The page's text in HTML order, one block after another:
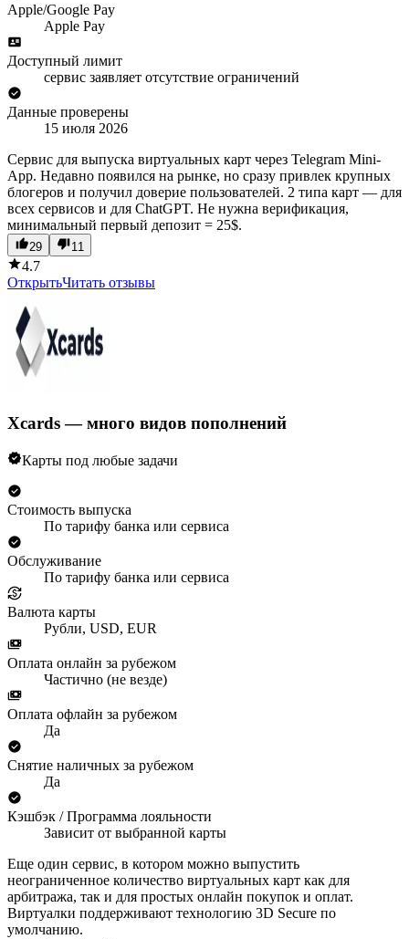
Apple/Google Pay
Apple Pay
Доступный лимит
сервис заявляет отсутствие ограничений
Данные проверены
15 июля 2026
Сервис для выпуска виртуальных карт через Telegram Mini-
App. Недавно появился на рынке, но сразу привлек крупных
блогеров и получил доверие пользователей. 2 типа карт — для
всех сервисов и для ChatGPT. Не нужна верификация,
минимальный первый депозит = 25$.
29 11
4.7
ОткрытьЧитать отзывы
Xcards — много видов пополнений
Карты под любые задачи
Стоимость выпуска
По тарифу банка или сервиса
Обслуживание
По тарифу банка или сервиса
Валюта карты
Рубли, USD, EUR
Оплата онлайн за рубежом
Частично (не везде)
Оплата офлайн за рубежом
Да
Снятие наличных за рубежом
Да
Кэшбэк / Программа лояльности
Зависит от выбранной карты
Еще один сервис, в котором можно выпустить
неограниченное количество виртуальных карт как для
арбитража, так и для простых онлайн покупок и оплат.
Виртуалки поддерживают технологию 3D Secure по
умолчанию.